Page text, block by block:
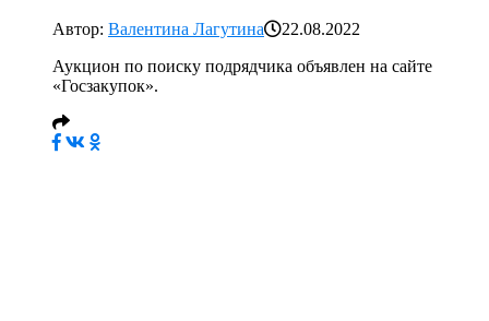
Автор: Валентина Лагутина
22.08.2022
Аукцион по поиску подрядчика объявлен на сайте
«Госзакупок».